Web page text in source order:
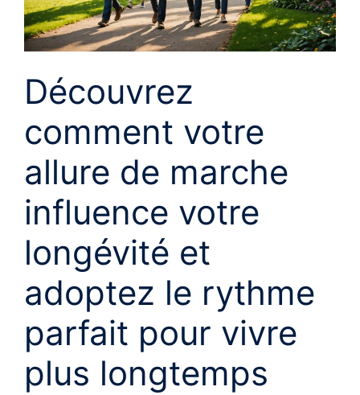
Découvrez
comment votre
allure de marche
influence votre
longévité et
adoptez le rythme
parfait pour vivre
plus longtemps